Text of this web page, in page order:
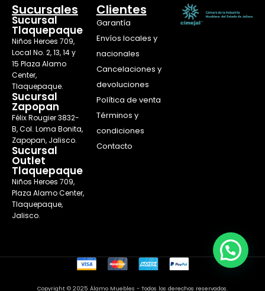
Sucursales
Sucursal
Tlaquepaque
Niños Heroes 709,
Local No. 2, 13, 14 y
15 Plaza Alamo
Center,
Tlaquepaque.
Sucursal
Zapopan
Félix Rougier 3832-
B, Col. Loma Bonita,
Zapopan, Jalisco.
Sucursal
Outlet
Tlaquepaque
Niños Heroes 709,
Plaza Alamo Center,
Tlaquepaque,
Jalisco.
Clientes
Garantía
Envíos locales y
nacionales
Cancelaciones y
devoluciones
Política de venta
Términos y
condiciones
Contacto
Copyright © 2025 Álamo Muebles - Todos los derechos reservados.